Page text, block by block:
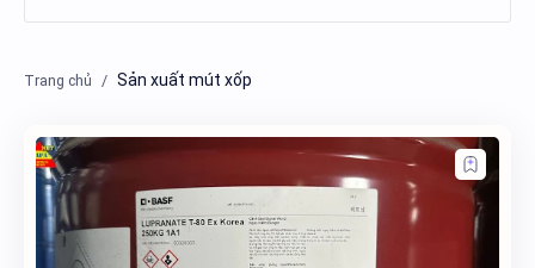
Sản xuất mút xốp